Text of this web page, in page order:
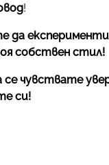
!
да
собствен стил!
чувствате
си!